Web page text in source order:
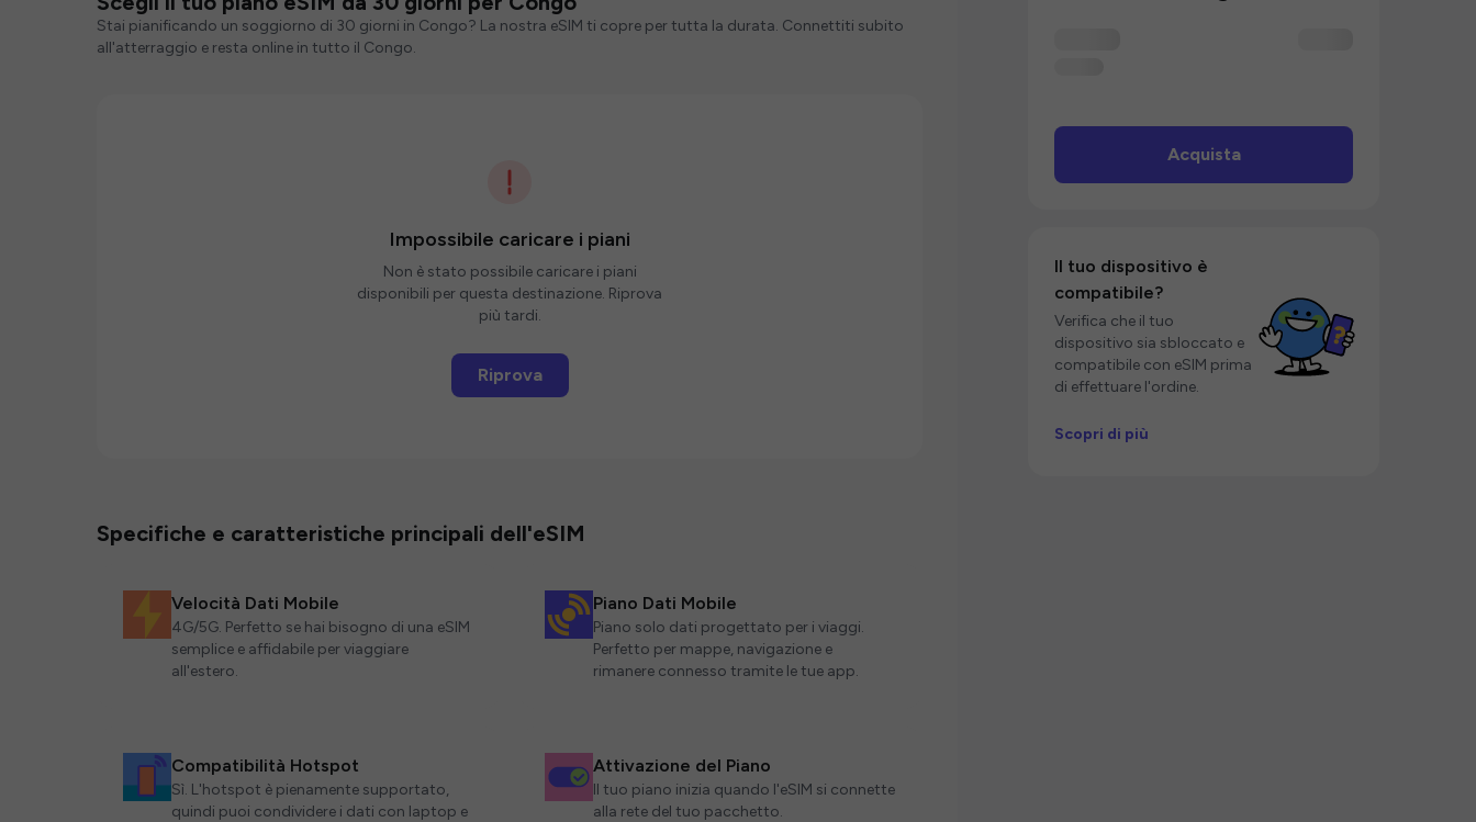
Stai pianificando un soggiorno di 30 giorni in Congo? La nostra eSIM ti copre per tutta la durata. Connettiti subito
all'atterraggio e resta online in tutto il Congo.
Impossibile caricare i piani
Non è stato possibile caricare i piani
disponibili per questa destinazione. Riprova
più tardi.
Riprova
Specifiche e caratteristiche principali dell'eSIM
Velocità Dati Mobile
4G/5G. Perfetto se hai bisogno di una eSIM
semplice e affidabile per viaggiare
all'estero.
Piano Dati Mobile
Piano solo dati progettato per i viaggi.
Perfetto per mappe, navigazione e
rimanere connesso tramite le tue app.
Compatibilità Hotspot
Sì. L'hotspot è pienamente supportato,
quindi puoi condividere i dati con laptop e
Attivazione del Piano
Il tuo piano inizia quando l'eSIM si connette
alla rete del tuo pacchetto.
Acquista
Il tuo dispositivo è
compatibile?
Verifica che il tuo
dispositivo sia sbloccato e
compatibile con eSIM prima
di effettuare l'ordine.
Scopri di più